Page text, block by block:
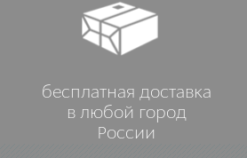
бесплатная доставка
в любой город
России